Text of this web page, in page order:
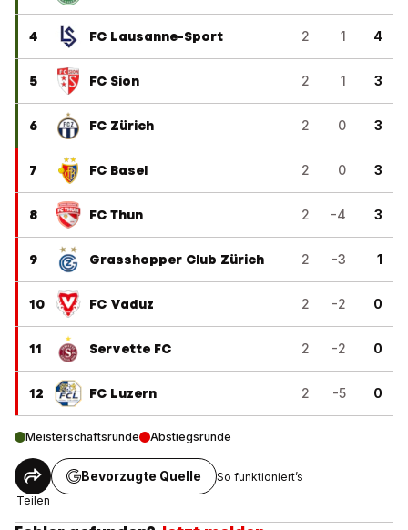
4 FC Lausanne-Sport 2 1 4
5 FC Sion 2 1 3
6 FC Zürich 2 0 3
7 FC Basel 2 0 3
8 FC Thun 2 -4 3
9 Grasshopper Club Zürich 2 -3 1
10 FC Vaduz 2 -2 0
11 Servette FC 2 -2 0
12 FC Luzern 2 -5 0
Meisterschaftsrunde Abstiegsrunde
Teilen
Bevorzugte Quelle So funktioniert’s